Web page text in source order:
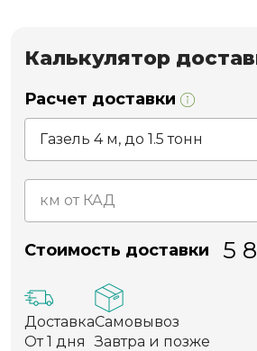
Калькулятор
Расчет доставки
Стоимость доставки 5
Доставка
От 1 дня
Самовывоз
Завтра и позже